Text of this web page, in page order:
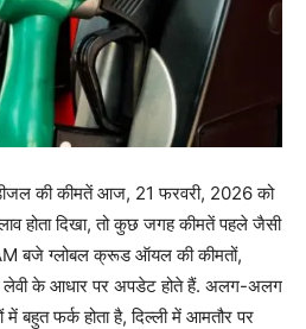
की कीमतें आज, 21 फरवरी, 2026 को
होता दिखा, तो कुछ जगह कीमतें पहले जैसी
बजे ग्लोबल क्रूड ऑयल की कीमतों,
के आधार पर अपडेट होते हैं. अलग-अलग
फर्क होता है, दिल्ली में आमतौर पर